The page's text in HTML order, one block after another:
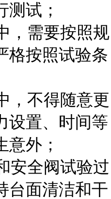
测试；
，需要按照规
格按照试验条
，不得随意更
设置、时间等
外；
安全阀试验过
台面清洁和干